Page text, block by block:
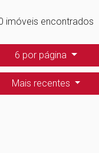
imóveis encontrados
6 por página
Mais recentes